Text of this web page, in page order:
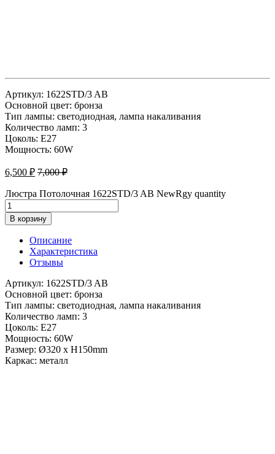
Артикул: 1622STD/3 AB
Основной цвет: бронза
Тип лампы: светодиодная, лампа накаливания
Количество ламп: 3
Цоколь: E27
Мощность: 60W
6,500 ₽ 7,000₽
Люстра Потолочная 1622STD/3 AB NewRgy quantity
В корзину
Описание
Характеристика
Отзывы
Артикул: 1622STD/3 AB
Основной цвет: бронза
Тип лампы: светодиодная, лампа накаливания
Количество ламп: 3
Цоколь: E27
Мощность: 60W
Размер: Ø320 x H150mm
Каркас: металл